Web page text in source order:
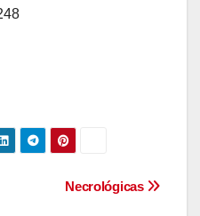
Necrológicas